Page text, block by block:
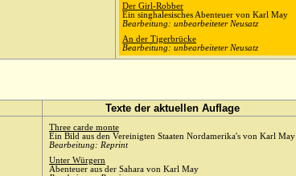
Der Girl-Robber
Ein singhalesisches Abenteuer von Karl May
Bearbeitung: unbearbeiteter Neusatz
An der Tigerbrücke
Bearbeitung: unbearbeiteter Neusatz
Texte der aktuellen Auflage
Three carde monte
Ein Bild aus den Vereinigten Staaten Nordamerika's von Karl May
Bearbeitung: Reprint
Unter Würgern
Abenteuer aus der Sahara von Karl May